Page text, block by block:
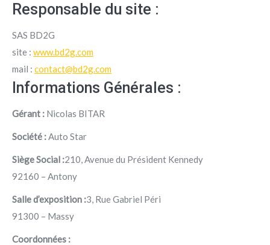
Responsable du site :
SAS BD2G
site : www.bd2g.com
mail : contact@bd2g.com
Informations Générales :
Gérant : Nicolas BITAR
Société :Auto Star
Siège Social :210, Avenue du Président Kennedy
92160 – Antony
Salle d’exposition :3, Rue Gabriel Péri
91300 – Massy
Coordonnées :